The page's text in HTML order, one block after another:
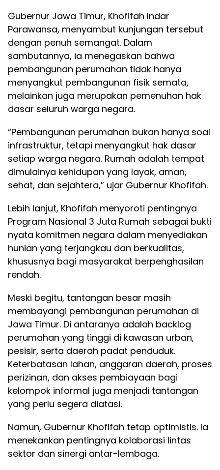
Gubernur Jawa Timur, Khofifah Indar
Parawansa, menyambut kunjungan tersebut
dengan penuh semangat. Dalam
sambutannya, ia menegaskan bahwa
pembangunan perumahan tidak hanya
menyangkut pembangunan fisik semata,
melainkan juga merupakan pemenuhan hak
dasar seluruh warga negara.
“Pembangunan perumahan bukan hanya soal
infrastruktur, tetapi menyangkut hak dasar
setiap warga negara. Rumah adalah tempat
dimulainya kehidupan yang layak, aman,
sehat, dan sejahtera,” ujar Gubernur Khofifah.
Lebih lanjut, Khofifah menyoroti pentingnya
Program Nasional 3 Juta Rumah sebagai bukti
nyata komitmen negara dalam menyediakan
hunian yang terjangkau dan berkualitas,
khususnya bagi masyarakat berpenghasilan
rendah.
Meski begitu, tantangan besar masih
membayangi pembangunan perumahan di
Jawa Timur. Di antaranya adalah backlog
perumahan yang tinggi di kawasan urban,
pesisir, serta daerah padat penduduk.
Keterbatasan lahan, anggaran daerah, proses
perizinan, dan akses pembiayaan bagi
kelompok informal juga menjadi tantangan
yang perlu segera diatasi.
Namun, Gubernur Khofifah tetap optimistis. Ia
menekankan pentingnya kolaborasi lintas
sektor dan sinergi antar-lembaga.